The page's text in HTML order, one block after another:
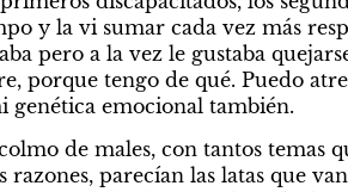
y la vi sumar cada vez más
pero a la vez le gustaba
porque tengo de qué. Puedo
genética emocional también.
de males, con tantos temas
razones, parecían las latas que